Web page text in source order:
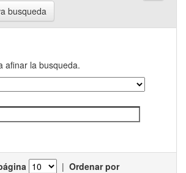
busqueda
afinar la busqueda.
| Ordenar por